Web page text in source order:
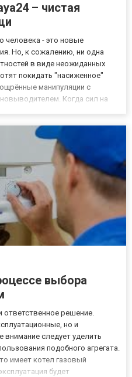
– чистая
человека - это новые
Но, к сожалению, ни одна
в виде неожиданных
покидать "насиженное"
манипуляции с
Когда сил на
выбора
ответственное решение.
но и
внимание следует уделить
подобного агрегата.
имеет котел газовый
будет